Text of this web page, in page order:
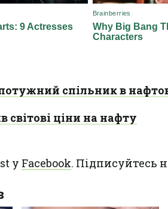
спільник в
ціни на нафту
у Facebook. Підписуйтесь